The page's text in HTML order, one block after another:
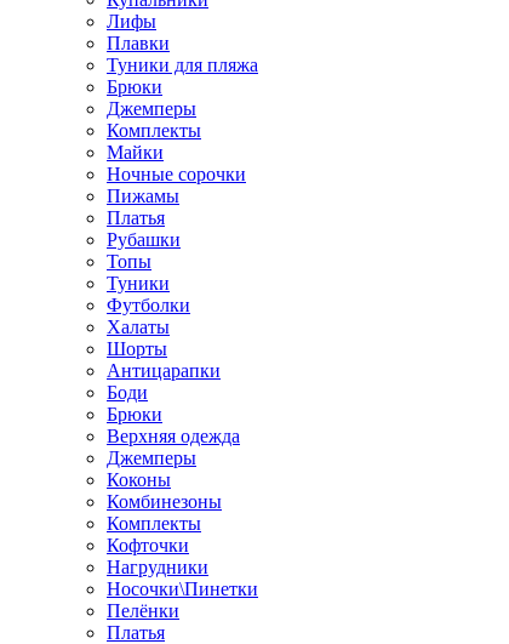
Лифы
Плавки
Туники для пляжа
Брюки
Джемперы
Комплекты
Майки
Ночные сорочки
Пижамы
Платья
Рубашки
Топы
Туники
Футболки
Халаты
Шорты
Антицарапки
Боди
Брюки
Верхняя одежда
Джемперы
Коконы
Комбинезоны
Комплекты
Кофточки
Нагрудники
Носочки\Пинетки
Пелёнки
Платья